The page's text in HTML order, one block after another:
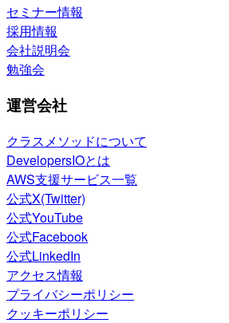
セミナー情報
採用情報
会社説明会
勉強会
運営会社
クラスメソッドについて
DevelopersIOとは
AWS支援サービス一覧
公式X(Twitter)
公式YouTube
公式Facebook
公式LinkedIn
アクセス情報
プライバシーポリシー
クッキーポリシー